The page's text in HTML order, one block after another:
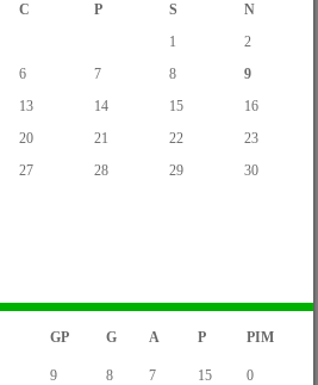
C P S N
1
2
6 7 8
9
13 14 15
16
20 21 22
23
27 28 29
30
GP G A P PIM
9 8 7 15 0